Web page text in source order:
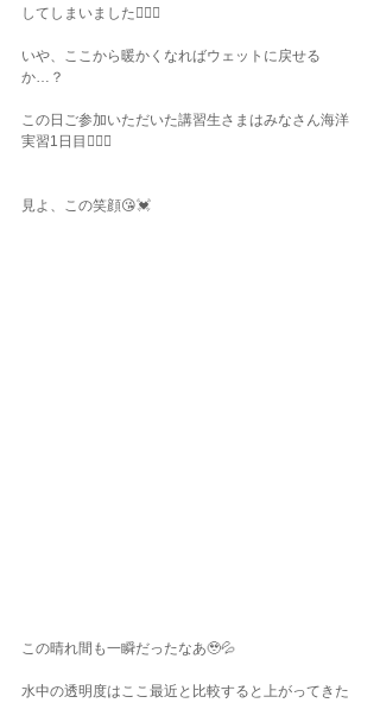
してしまいました😮‍💨🔥
いや、ここから暖かくなればウェットに戻せる
か…？
この日ご参加いただいた講習生さまはみなさん海洋
実習1日目👍🏾✨
見よ、この笑顔😘💓
この晴れ間も一瞬だったなあ🥹💦
水中の透明度はここ最近と比較すると上がってきた